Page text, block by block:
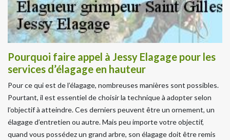
Pourquoi faire appel à Jessy Elagage pour les
services d’élagage en hauteur
Pour ce qui est de l’élagage, nombreuses manières sont possibles.
Pourtant, il est essentiel de choisir la technique à adopter selon
l’objectif à atteindre. Ces derniers peuvent être un ornement, un
élagage d’entretien ou autre. Mais peu importe votre objectif,
quand vous possédez un grand arbre, son élagage doit être remis